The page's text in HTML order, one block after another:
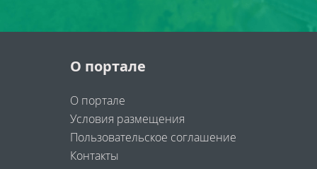
О портале
О портале
Условия размещения
Пользовательское соглашение
Контакты